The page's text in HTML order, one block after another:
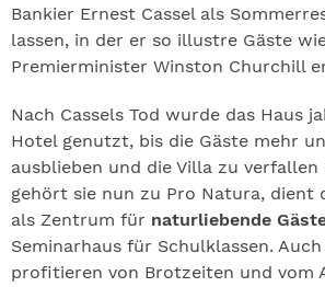
Bankier Ernest Cassel als
lassen, in der er so illustre Gäste
Premierminister Winston Churchill
Nach Cassels Tod wurde das Haus
Hotel genutzt, bis die Gäste mehr
ausblieben und die Villa zu verfallen
gehört sie nun zu Pro Natura, dient
als Zentrum für naturliebende
Seminarhaus für Schulklassen. Auch
profitieren von Brotzeiten und vom